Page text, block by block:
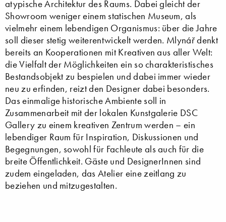
atypische Architektur des Raums. Dabei gleicht der
Showroom weniger einem statischen Museum, als
vielmehr einem lebendigen Organismus: über die Jahre
soll dieser stetig weiterentwickelt werden. Mlynář denkt
bereits an Kooperationen mit Kreativen aus aller Welt:
die Vielfalt der Möglichkeiten ein so charakteristisches
Bestandsobjekt zu bespielen und dabei immer wieder
neu zu erfinden, reizt den Designer dabei besonders.
Das einmalige historische Ambiente soll in
Zusammenarbeit mit der lokalen Kunstgalerie DSC
Gallery zu einem kreativen Zentrum werden – ein
lebendiger Raum für Inspiration, Diskussionen und
Begegnungen, sowohl für Fachleute als auch für die
breite Öffentlichkeit. Gäste und DesignerInnen sind
zudem eingeladen, das Atelier eine zeitlang zu
beziehen und mitzugestalten.